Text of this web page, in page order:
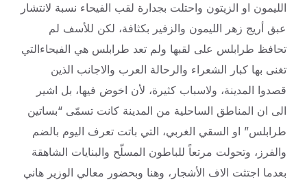
الليمون او الزيتون واحتلت بجدارة لقب الفيحاء نسبة لانتشار
عبق أريج زهر الليمون والزفير بكثافة، لكن للأسف لم
تحافظ طرابلس على لقبها ولم تعد طرابلس هي الفيحاءالتي
تغنى بها كبار الشعراء والرحالة العرب والاجانب الذين
قصدوا المدينة، ولاسباب كثيرة، لأن اخوض فيها، بل اشير
الى ان المناطق الساحلية من المدينة كانت تسمّى “بساتين
طرابلس” او السقي الغربي، التي باتت تعرف اليوم بالضم
والفرز، وتحولت مرتعاً للباطون المسلّح والبنايات الشاهقة
بعدما اجتثت الاف الأشجار، وهنا وبحضور معالي الوزير هاني